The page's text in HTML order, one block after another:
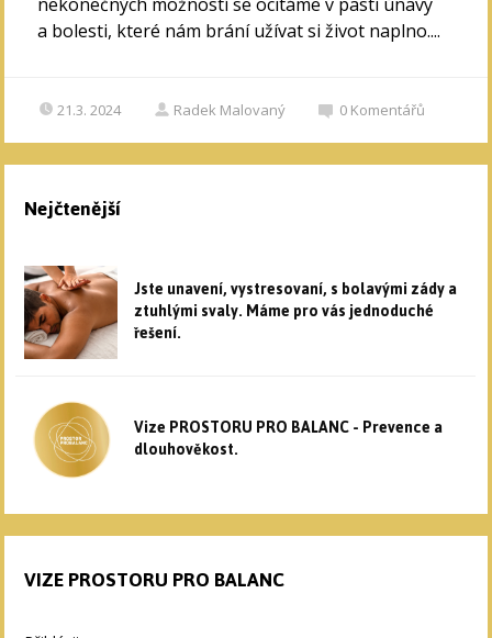
nekonečných možností se ocitáme v pasti únavy
a bolesti, které nám brání užívat si život naplno....
21.3. 2024 Radek Malovaný 0 Komentářů
Nejčtenější
Jste unavení, vystresovaní, s bolavými zády a
ztuhlými svaly. Máme pro vás jednoduché
řešení.
Vize PROSTORU PRO BALANC - Prevence a
dlouhověkost.
VIZE PROSTORU PRO BALANC